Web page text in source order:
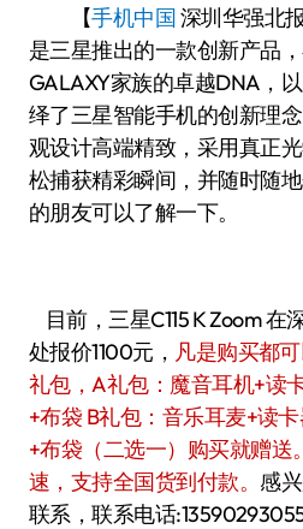
【手机中国深圳华强北
是三星推出的一款创新产品
GALAXY家族的卓越DNA，
绎了三星智能手机的创新理
观设计高端精致，采用真正
松捕获精彩瞬间，并随时随
的朋友可以了解一下。
目前，三星C115 K Zoom 在
处报价1100元， 凡是购买都
礼包，A礼包：魔音耳机+读
+布袋 B礼包：音乐耳麦+读
+布袋（二选一）购买就赠送
速，支持全国货到付款。 感
联系，联系电话